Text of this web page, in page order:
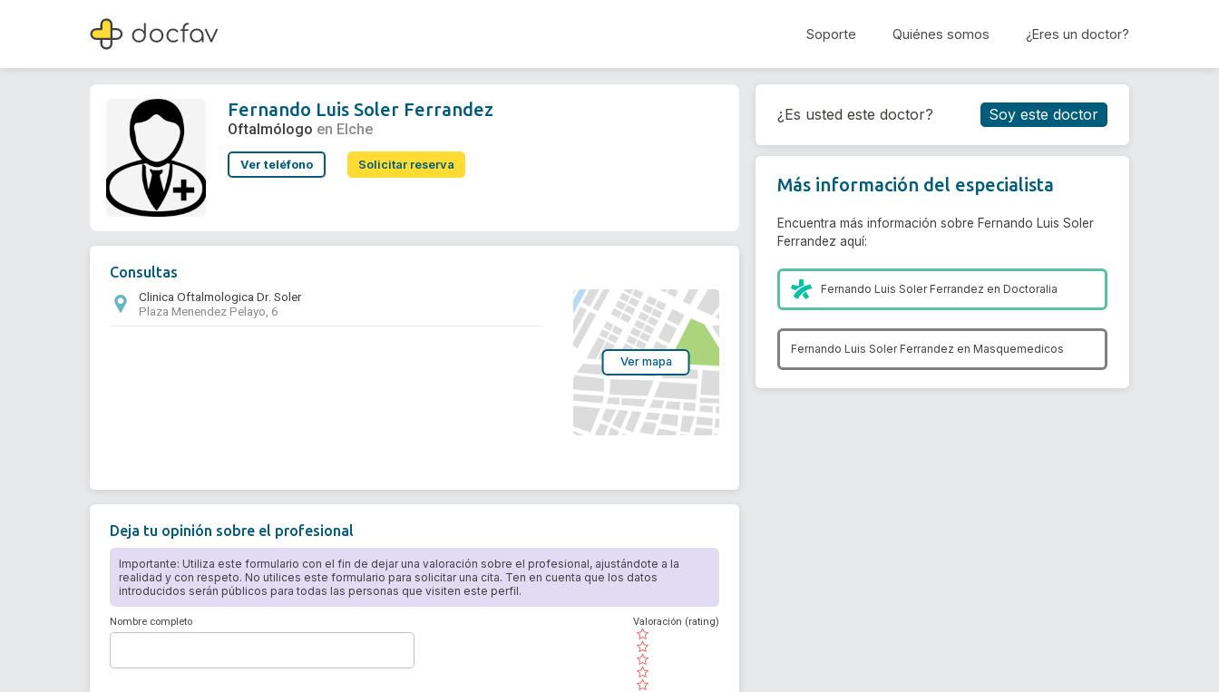
Soporte Quiénes somos ¿Eres un doctor?
Fernando Luis Soler Ferrandez
Oftalmólogo
Reservar cita
Fernando Luis Soler Ferrandez
Oftalmólogo en Elche
Ver teléfono Solicitar reserva
Consultas
Clinica Oftalmologica Dr. Soler
Plaza Menendez Pelayo, 6
Ver mapa
Deja tu opinión sobre el profesional
Importante: Utiliza este formulario con el fin de dejar una valoración sobre el profesional, ajustándote a la
realidad y con respeto. No utilices este formulario para solicitar una cita. Ten en cuenta que los datos
introducidos serán públicos para todas las personas que visiten este perfil.
Nombre completo
( )
( )
( )
( )
( )
Valoración (rating)
¿Es usted este doctor? Soy este doctor
Más información del especialista
Encuentra más información sobre Fernando Luis Soler
Ferrandez aquí:
Fernando Luis Soler Ferrandez enDoctoralia
Fernando Luis Soler Ferrandez en Masquemedicos